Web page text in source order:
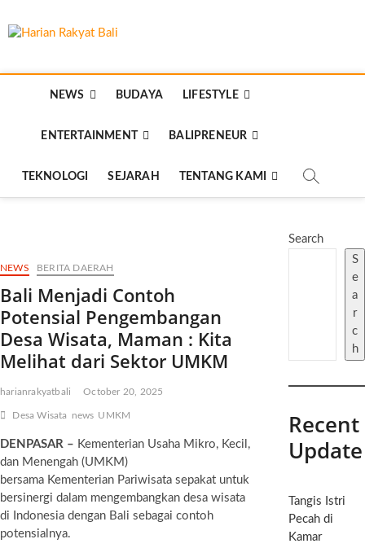
to
Bali
NEWS BUDAYA LIFESTYLE
ENTERTAINMENT BALIPRENEUR
TEKNOLOGI SEJARAH TENTANG KAMI
NEWS BERITA DAERAH
Bali Menjadi Contoh
Potensial Pengembangan
Desa Wisata, Maman : Kita
Melihat dari Sektor UMKM
harianrakyatbali October 20, 2025
Desa Wisata news UMKM
DENPASAR – Kementerian Usaha Mikro, Kecil,
dan Menengah (UMKM)
bersama Kementerian Pariwisata sepakat untuk
bersinergi dalam mengembangkan desa wisata
di Indonesia dengan Bali sebagai contoh
potensialnya.
Search
S
e
a
r
c
h
Recent
Update
Tangis Istri
Pecah di
Kamar